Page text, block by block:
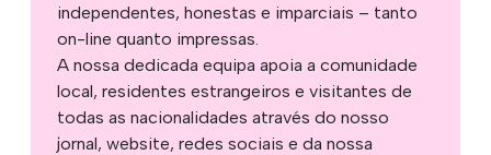
independentes, honestas e imparciais – tanto
on-line quanto impressas.
A nossa dedicada equipa apoia a comunidade
local, residentes estrangeiros e visitantes de
todas as nacionalidades através do nosso
jornal, website, redes sociais e da nossa